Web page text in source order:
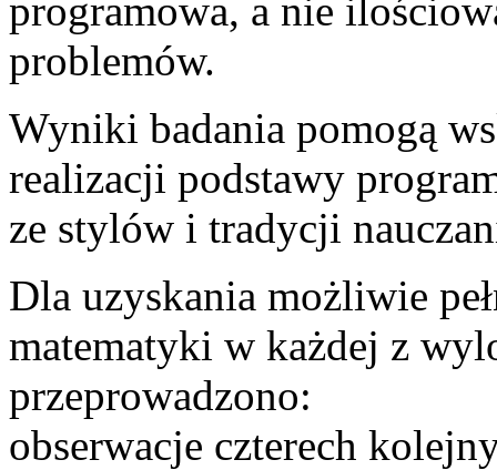
programowa, a nie
problemów.
Wyniki badania pomogą
realizacji podstawy
ze stylów i tradycji
Dla uzyskania możliwie
matematyki w każdej z
przeprowadzono:
obserwacje czterech